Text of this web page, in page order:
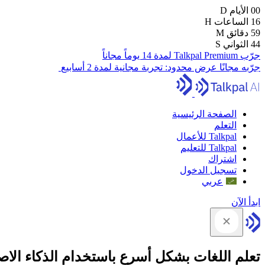
00 الأيام D
16 الساعات H
59 دقائق M
43 الثواني S
جرّب Talkpal Premium لمدة 14 يوماً مجاناً
جرّبه مجانًا عرض محدود: تجربة مجانية لمدة 2 أسابيع
الصفحة الرئيسية
التعلم
Talkpal للأعمال
Talkpal للتعليم
اشتراك
تسجيل الدخول
عربي
ابدأ الآن
تعلم اللغات بشكل أسرع باستخدام الذكاء